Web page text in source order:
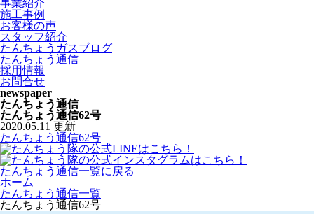
事業紹介
施工事例
お客様の声
スタッフ紹介
たんちょうガスブログ
たんちょう通信
採用情報
お問合せ
newspaper
たんちょう通信
たんちょう通信62号
2020.05.11 更新
たんちょう通信62号
たんちょう通信一覧に戻る
ホーム
たんちょう通信一覧
たんちょう通信62号